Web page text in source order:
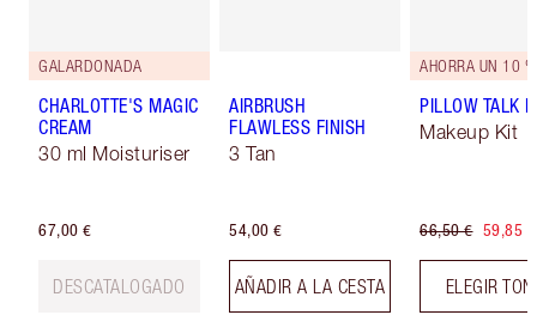
GALARDONADA
CHARLOTTE'S MAGIC
CREAM
30 ml Moisturiser
67,00 €
DESCATALOGADO
AIRBRUSH
FLAWLESS FINISH
3 Tan
54,00 €
AÑADIR A LA CESTA
AHORRA UN 10 %
PILLOW TALK
Makeup Kit
66,50 € 59,85 €
ELEGIR